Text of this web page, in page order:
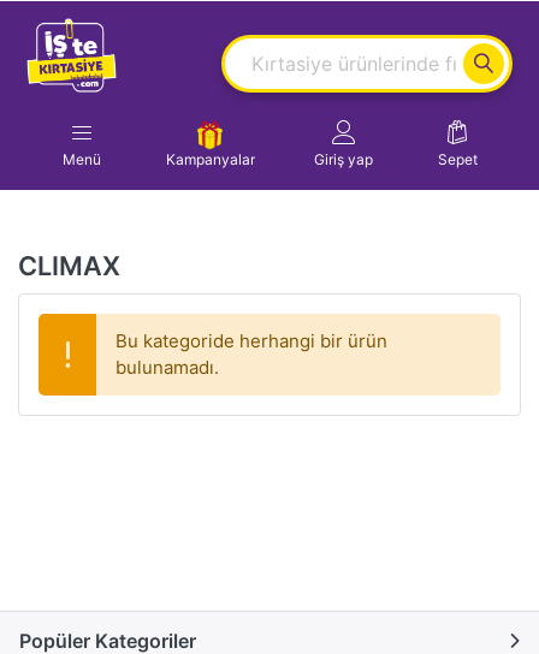
Menü Kampanyalar Giriş yap Sepet
CLIMAX
Bu kategoride herhangi bir ürün
bulunamadı.
Popüler Kategoriler